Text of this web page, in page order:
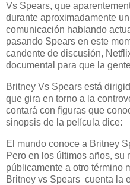
Vs Spears, que
durante aproximadamente
comunicación hablando
pasando Spears en este
candente de discusión,
documental para que la
Britney Vs Spears está
que gira en torno a la
contará con figuras que
sinopsis de la película dice:
El mundo conoce a Britney
Pero en los últimos años, su
públicamente a otro término
Britney vs Spears cuenta la